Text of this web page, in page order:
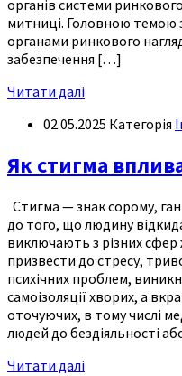
органів системи
митниці. Головною темою
органами ринкового
забезпечення […]
Читати далі
02.05.2025 Категорія
Як стигма
Стигма — знак сорому,
до того, що людину
виключають з різних сфер
призвести до стресу,
психічних проблем,
самоізоляції хворих, а
оточуючих, в тому числі
людей до бездіяльності
Читати далі